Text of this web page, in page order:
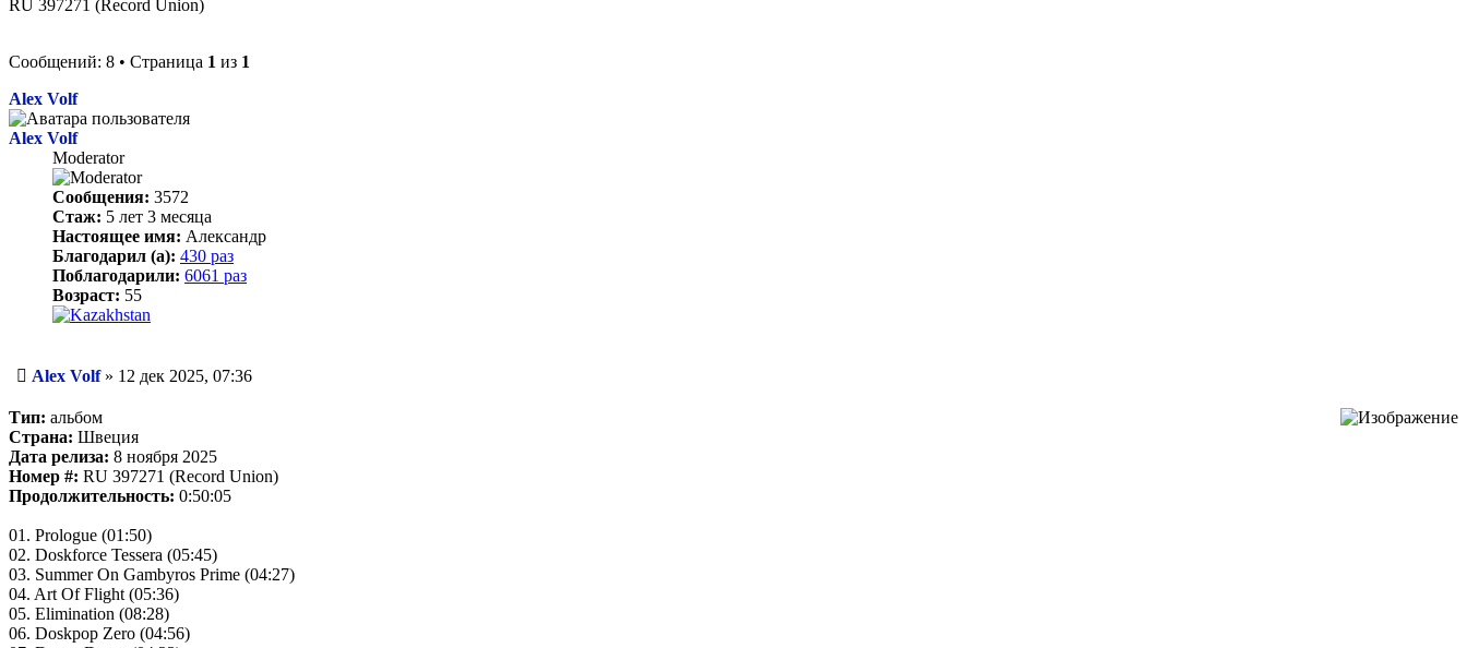
RU 397271 (Record Union)
Сообщений: 8 • Страница 1 из 1
Alex Volf
Alex Volf
Moderator
Сообщения: 3572
Стаж: 5 лет 3 месяца
Настоящее имя: Александр
Благодарил (а): 430 раз
Поблагодарили: 6061 раз
Возраст: 55
Сообщение
Alex Volf» 12 дек 2025, 07:36
Тип: альбом
Страна: Швеция
Дата релиза: 8 ноября 2025
Номер #: RU 397271 (Record Union)
Продолжительность: 0:50:05
01. Prologue (01:50)
02. Doskforce Tessera (05:45)
03. Summer On Gambyros Prime (04:27)
04. Art Of Flight (05:36)
05. Elimination (08:28)
06. Doskpop Zero (04:56)